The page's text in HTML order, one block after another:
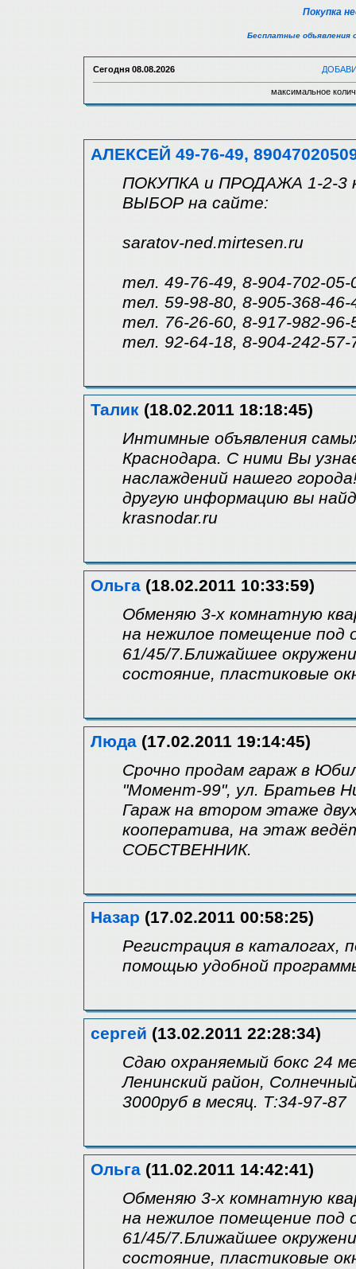
Покупка
Бесплатные объявления
Сегодня 08.08.2026
максимальное
АЛЕКСЕЙ 49-76-49,
ПОКУПКА и ПРОДАЖА 1-2-
ВЫБОР на сайте:
saratov-ned.mirtesen.ru
тел. 49-76-49, 8-904-702-05-
тел. 59-98-80, 8-905-368-
тел. 76-26-60, 8-917-982-
тел. 92-64-18, 8-904-242-57-
Талик (18.02.2011 18:18:45)
Интимные объявления
Краснодара. С ними Вы
наслаждений нашего
другую информацию вы
krasnodar.ru
Ольга (18.02.2011 10:33:59)
Обменяю 3-х комнатную
на нежилое помещение под
61/45/7.Ближайшее
состояние, пластиковые
Люда (17.02.2011 19:14:45)
Срочно продам гараж в
"Момент-99", ул. Братьев
Гараж на втором этаже
кооператива, на этаж
СОБСТВЕННИК.
Назар (17.02.2011 00:58:25)
Регистрация в каталогах,
помощью удобной
сергей (13.02.2011 22:28:34)
Сдаю охраняемый бокс 24
Ленинский район,
3000руб в месяц. Т:34-97-87
Ольга (11.02.2011 14:42:41)
Обменяю 3-х комнатную
на нежилое помещение под
61/45/7.Ближайшее
состояние, пластиковые